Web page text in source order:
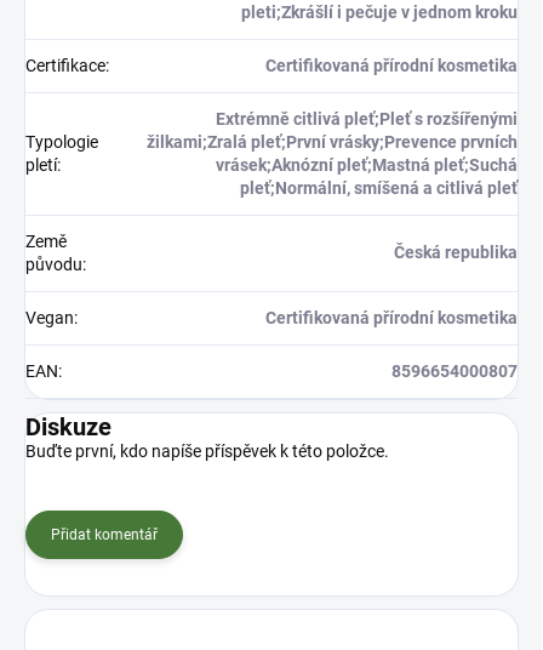
pleti;Zkrášlí i pečuje v jednom kroku
Certifikace: Certifikovaná přírodní kosmetika
Typologie
pletí:
Extrémně citlivá pleť;Pleť s rozšířenými
žilkami;Zralá pleť;První vrásky;Prevence prvních
vrásek;Aknózní pleť;Mastná pleť;Suchá
pleť;Normální, smíšená a citlivá pleť
Země
původu:
Česká republika
Vegan: Certifikovaná přírodní kosmetika
EAN: 8596654000807
Diskuze
Buďte první, kdo napíše příspěvek k této položce.
Přidat komentář